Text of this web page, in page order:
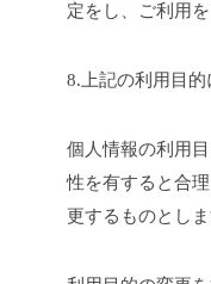
定をし、ご利用
8.上記の利用目
個人情報の利用
性を有すると合
更するものとしま